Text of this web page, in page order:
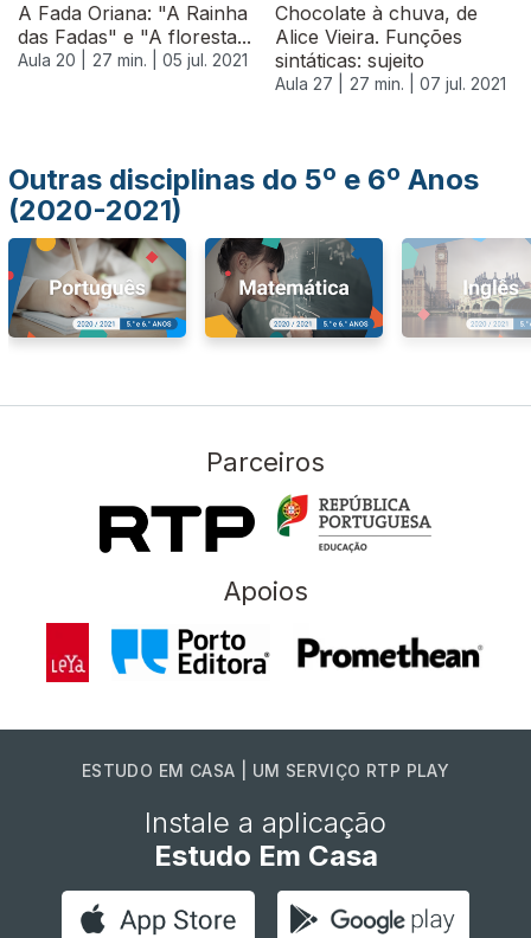
A Fada Oriana: "A Rainha
das Fadas" e "A floresta...
Aula 20 | 27 min. | 05 jul. 2021
Chocolate à chuva, de
Alice Vieira. Funções
sintáticas: sujeito
Aula 27 | 27 min. | 07 jul. 2021
Outras disciplinas do 5º e 6º Anos
(2020-2021)
Parceiros
Apoios
ESTUDO EM CASA | UM SERVIÇO RTP PLAY
Instale a aplicação
Estudo Em Casa